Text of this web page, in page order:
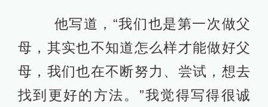
他写道，“我们也是第一次做父
母，其实也不知道怎么样才能做好父
母，我们也在不断努力、尝试，想去
找到更好的方法。”我觉得写得很诚